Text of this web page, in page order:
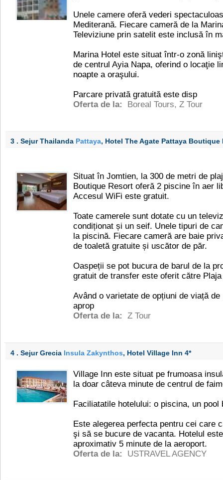
Unele camere oferă vederi
Mediterană. Fiecare cameră de la
Televiziune prin satelit este inclusă în
Marina Hotel este situat într-o zonă
de centrul Ayia Napa, oferind o locaţie
noapte a oraşului.
Parcare privată gratuită este disp
Oferta de la:
Boreal Tours, Z Tour
3 . Sejur Thailanda Pattaya, Hotel The Agate Pattaya
Situat în Jomtien, la 300 de metri de
Boutique Resort oferă 2 piscine în aer
Accesul WiFi este gratuit.
Toate camerele sunt dotate cu un
condiționat și un seif. Unele tipuri de
la piscină. Fiecare cameră are baie
de toaletă gratuite și uscător de păr.
Oaspeții se pot bucura de barul de la
gratuit de transfer este oferit către
Având o varietate de opțiuni de viață
aprop
Oferta de la:
Z Tour
4 . Sejur Grecia Insula Zakynthos, Hotel Village Inn 4*
Village Inn este situat pe frumoasa
la doar câteva minute de centrul de
Faciliatatile hotelului: o piscina, un pool
Este alegerea perfecta pentru cei care
şi să se bucure de vacanta. Hotelul
aproximativ 5 minute de la aeroport.
Oferta de la:
USTRAVEL AGENCY